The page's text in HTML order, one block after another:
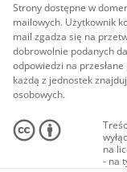
Strony dostępne w
mailowych. Użytkownik
mail zgadza się na
dobrowolnie podanych
odpowiedzi na
każdą z jednostek
osobowych.
na
- na